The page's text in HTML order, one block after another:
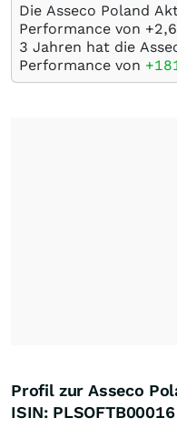
Die Asseco Poland
Performance von
3 Jahren hat die
Performance von
Profil zur Asseco
ISIN: PLSOFTB00016